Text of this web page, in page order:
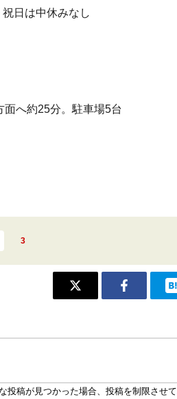
日は中休みなし
へ約25分。駐車場5台
3